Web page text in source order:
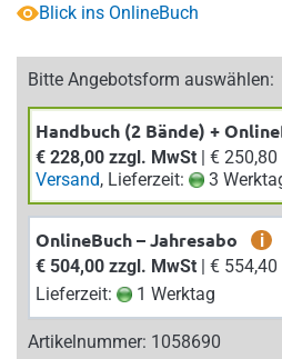
Blick ins OnlineBuch
Bitte Angebotsform auswählen:
Handbuch (2 Bände) +
€ 228,00 zzgl. MwSt
| €
Versand, Lieferzeit: 3
OnlineBuch – Jahresabo
i
€ 504,00 zzgl. MwSt
| €
Lieferzeit:
1 Werktag
Artikelnummer: 1058690